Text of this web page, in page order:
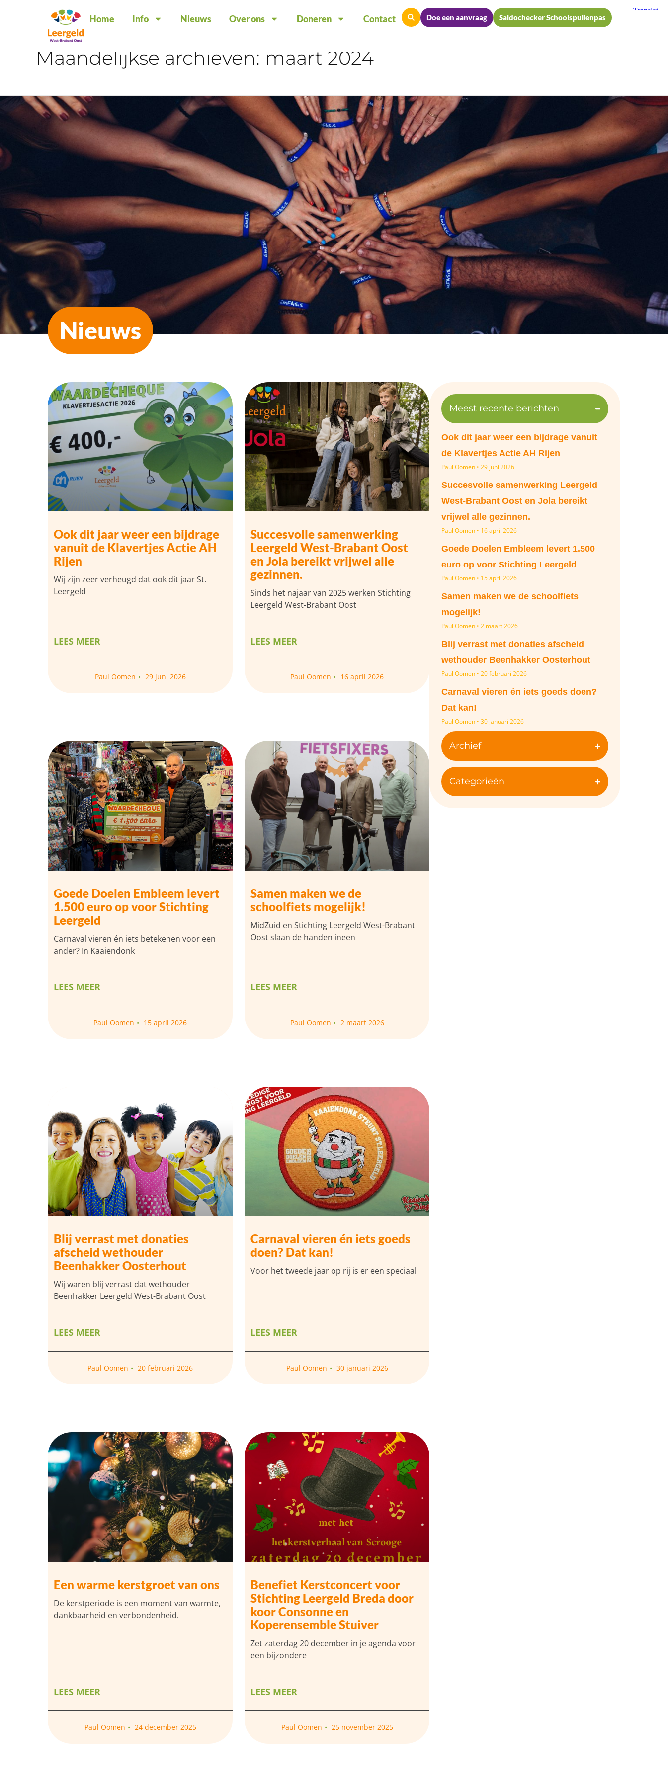
Home Info Nieuws Over ons Doneren Contact Doe een aanvraag Saldochecker Schoolspullenpas
Start
Maandelijkse archieven: maart 2024
Nieuws
Meest recente berichten
Ook dit jaar weer een bijdrage vanuit
de Klavertjes Actie AH Rijen
Paul Oomen 29 juni 2026
Succesvolle samenwerking Leergeld
West-Brabant Oost en Jola bereikt
vrijwel alle gezinnen.
Paul Oomen 16 april 2026
Goede Doelen Embleem levert 1.500
euro op voor Stichting Leergeld
Paul Oomen 15 april 2026
Samen maken we de schoolfiets
mogelijk!
Paul Oomen 2 maart 2026
Blij verrast met donaties afscheid
wethouder Beenhakker Oosterhout
Paul Oomen 20 februari 2026
Carnaval vieren én iets goeds doen?
Dat kan!
Paul Oomen 30 januari 2026
Archief
Categorieën
Ook dit jaar weer een bijdrage
vanuit de Klavertjes Actie AH
Rijen
Wij zijn zeer verheugd dat ook dit jaar St.
Leergeld
LEES MEER
Paul Oomen 29 juni 2026
Succesvolle samenwerking
Leergeld West-Brabant Oost
en Jola bereikt vrijwel alle
gezinnen.
Sinds het najaar van 2025 werken Stichting
Leergeld West-Brabant Oost
LEES MEER
Paul Oomen 16 april 2026
Goede Doelen Embleem levert
1.500 euro op voor Stichting
Leergeld
Carnaval vieren én iets betekenen voor een
ander? In Kaaiendonk
LEES MEER
Paul Oomen 15 april 2026
Samen maken we de
schoolfiets mogelijk!
MidZuid en Stichting Leergeld West-Brabant
Oost slaan de handen ineen
LEES MEER
Paul Oomen 2 maart 2026
Blij verrast met donaties
afscheid wethouder
Beenhakker Oosterhout
Wij waren blij verrast dat wethouder
Beenhakker Leergeld West-Brabant Oost
LEES MEER
Paul Oomen 20 februari 2026
Carnaval vieren én iets goeds
doen? Dat kan!
Voor het tweede jaar op rij is er een speciaal
LEES MEER
Paul Oomen 30 januari 2026
Een warme kerstgroet van ons
De kerstperiode is een moment van warmte,
dankbaarheid en verbondenheid.
LEES MEER
Paul Oomen 24 december 2025
Benefiet Kerstconcert voor
Stichting Leergeld Breda door
koor Consonne en
Koperensemble Stuiver
Zet zaterdag 20 december in je agenda voor
een bijzondere
LEES MEER
Paul Oomen 25 november 2025